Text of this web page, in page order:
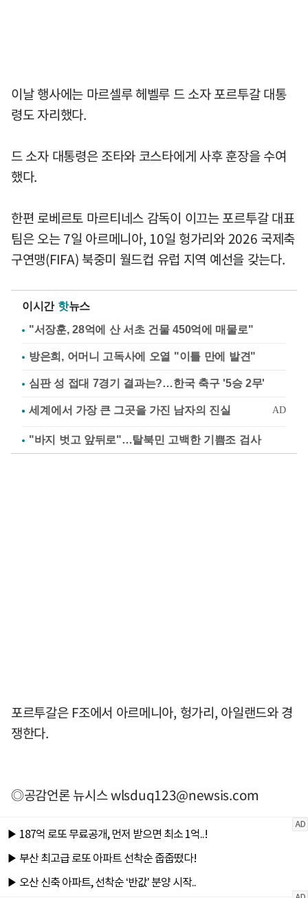
이날 행사에는 마르셀루 헤벨루 드 소자 포르투갈 대통
령도 자리했다.
드 소자 대통령은 조타와 코스타에게 사후 훈장을 수여
했다.
한편 로베르토 마르티네스 감독이 이끄는 포르투갈 대표
팀은 오는 7일 아르메니아, 10일 헝가리와 2026 국제축
구연맹(FIFA) 북중미 월드컵 유럽 지역 예선을 갖는다.
이시간 핫뉴스
"서장훈, 28억에 산 서초 건물 450억에 매물로"
방은희, 어머니 고독사에 오열 "이틀 만에 발견"
심판 성 접대 7경기 결과는?…한국 축구 '5승 2무'
"바지 벗고 앞뒤로"…탈북민 고백한 기쁨조 검사
포르투갈은 F조에서 아르메니아, 헝가리, 아일랜드와 경
쟁한다.
◎공감언론 뉴시스wlsduq123@newsis.com